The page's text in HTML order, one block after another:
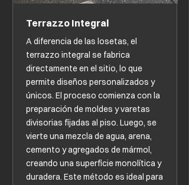
Terrazzo Integral
A diferencia de las losetas, el
terrazzo integral se fabrica
directamente en el sitio, lo que
permite diseños personalizados y
únicos. El proceso comienza con la
preparación de moldes y varetas
divisorias fijadas al piso. Luego, se
vierte una mezcla de agua, arena,
cemento y agregados de mármol,
creando una superficie monolítica y
duradera. Este método es ideal para